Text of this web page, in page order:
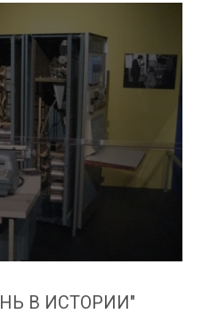
В ИСТОРИИ"